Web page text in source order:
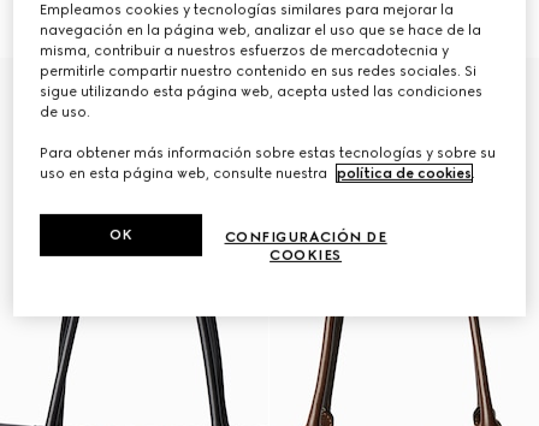
€ 1.650
€ 3.700
Empleamos cookies y tecnologías similares para mejorar la
navegación en la página web, analizar el uso que se hace de la
misma, contribuir a nuestros esfuerzos de mercadotecnia y
permitirle compartir nuestro contenido en sus redes sociales. Si
sigue utilizando esta página web, acepta usted las condiciones
de uso.
Para obtener más información sobre estas tecnologías y sobre su
uso en esta página web, consulte nuestra
política de cookies.
CONFIGURACIÓN DE
COOKIES
OK